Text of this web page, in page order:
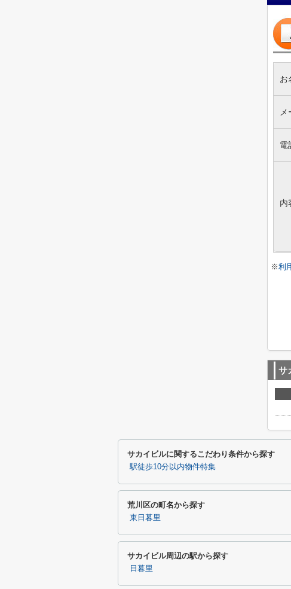
お
電
内
※利
サ
サカイビルに関するこだわり条件から探す
駅徒歩10分以内物件特集
荒川区の町名から探す
東日暮里
サカイビル周辺の駅から探す
日暮里